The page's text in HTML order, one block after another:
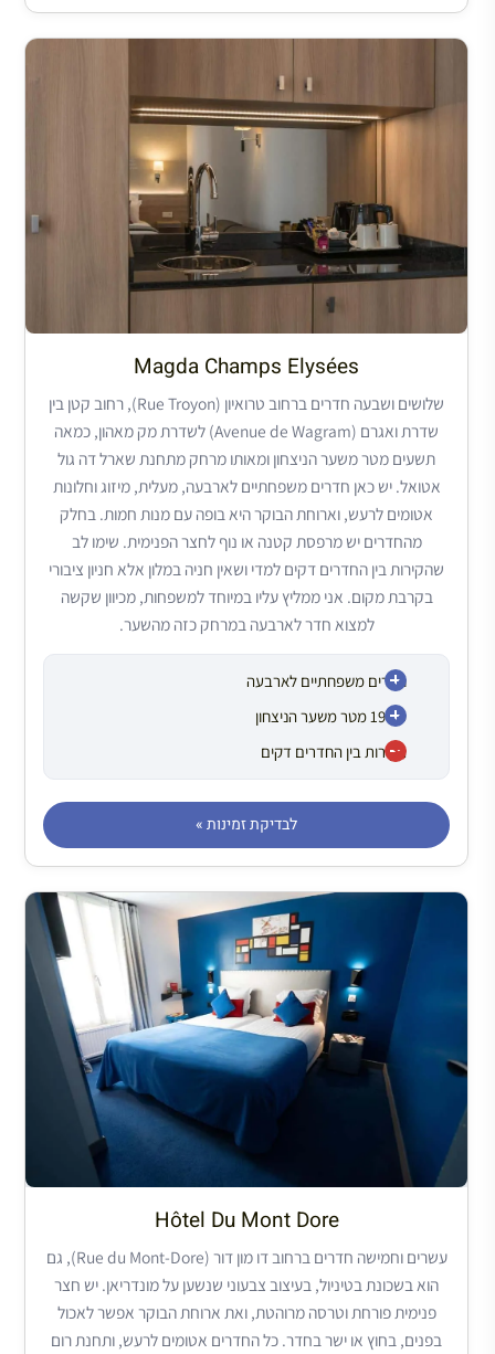
Magda Champs Elysées
חדרים משפחתיים לארבעה
כ-190 מטר משער הניצחון
הקירות בין החדרים דקים
שלושים ושבעה חדרים ברחוב טרואיון (Rue Troyon), רחוב קטן בין
שדרת ואגרם (Avenue de Wagram) לשדרת מק מאהון, כמאה
תשעים מטר משער הניצחון ומאותו מרחק מתחנת שארל דה גול
אטואל. יש כאן חדרים משפחתיים לארבעה, מעלית, מיזוג וחלונות
אטומים לרעש, וארוחת הבוקר היא בופה עם מנות חמות. בחלק
מהחדרים יש מרפסת קטנה או נוף לחצר הפנימית. שימו לב
שהקירות בין החדרים דקים למדי ושאין חניה במלון אלא חניון ציבורי
בקרבת מקום. אני ממליץ עליו במיוחד למשפחות, מכיוון שקשה
למצוא חדר לארבעה במרחק כזה מהשער.
לבדיקת זמינות »
Hôtel Du Mont Dore
עשרים וחמישה חדרים ברחוב דו מון דור (Rue du Mont-Dore), גם
הוא בשכונת בטיניול, בעיצוב צבעוני שנשען על מונדריאן. יש חצר
פנימית פורחת וטרסה מרוהטת, ואת ארוחת הבוקר אפשר לאכול
בפנים, בחוץ או ישר בחדר. כל החדרים אטומים לרעש, ותחנת רום